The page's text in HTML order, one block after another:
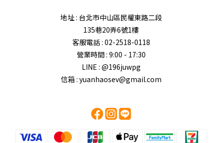
地址 : 台北市中山區民權東路二段
135巷20弄6號1樓
客服電話 : 02-2518-0118
營業時間 : 9:00 - 17:30
LINE : @196juwpg
信箱 : yuanhaosev@gmail.com